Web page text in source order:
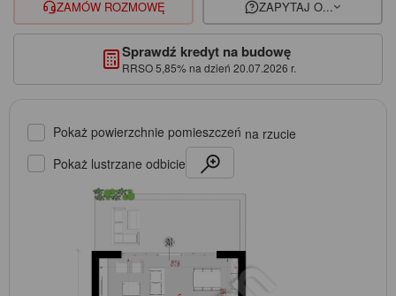
ZAMÓW ROZMOWĘ ZAPYTAJ O...
Sprawdź kredyt na budowę
RRSO 5,85% na dzień 20.07.2026 r.
Pokaż powierzchnie pomieszczeń na rzucie
Pokaż lustrzane odbicie